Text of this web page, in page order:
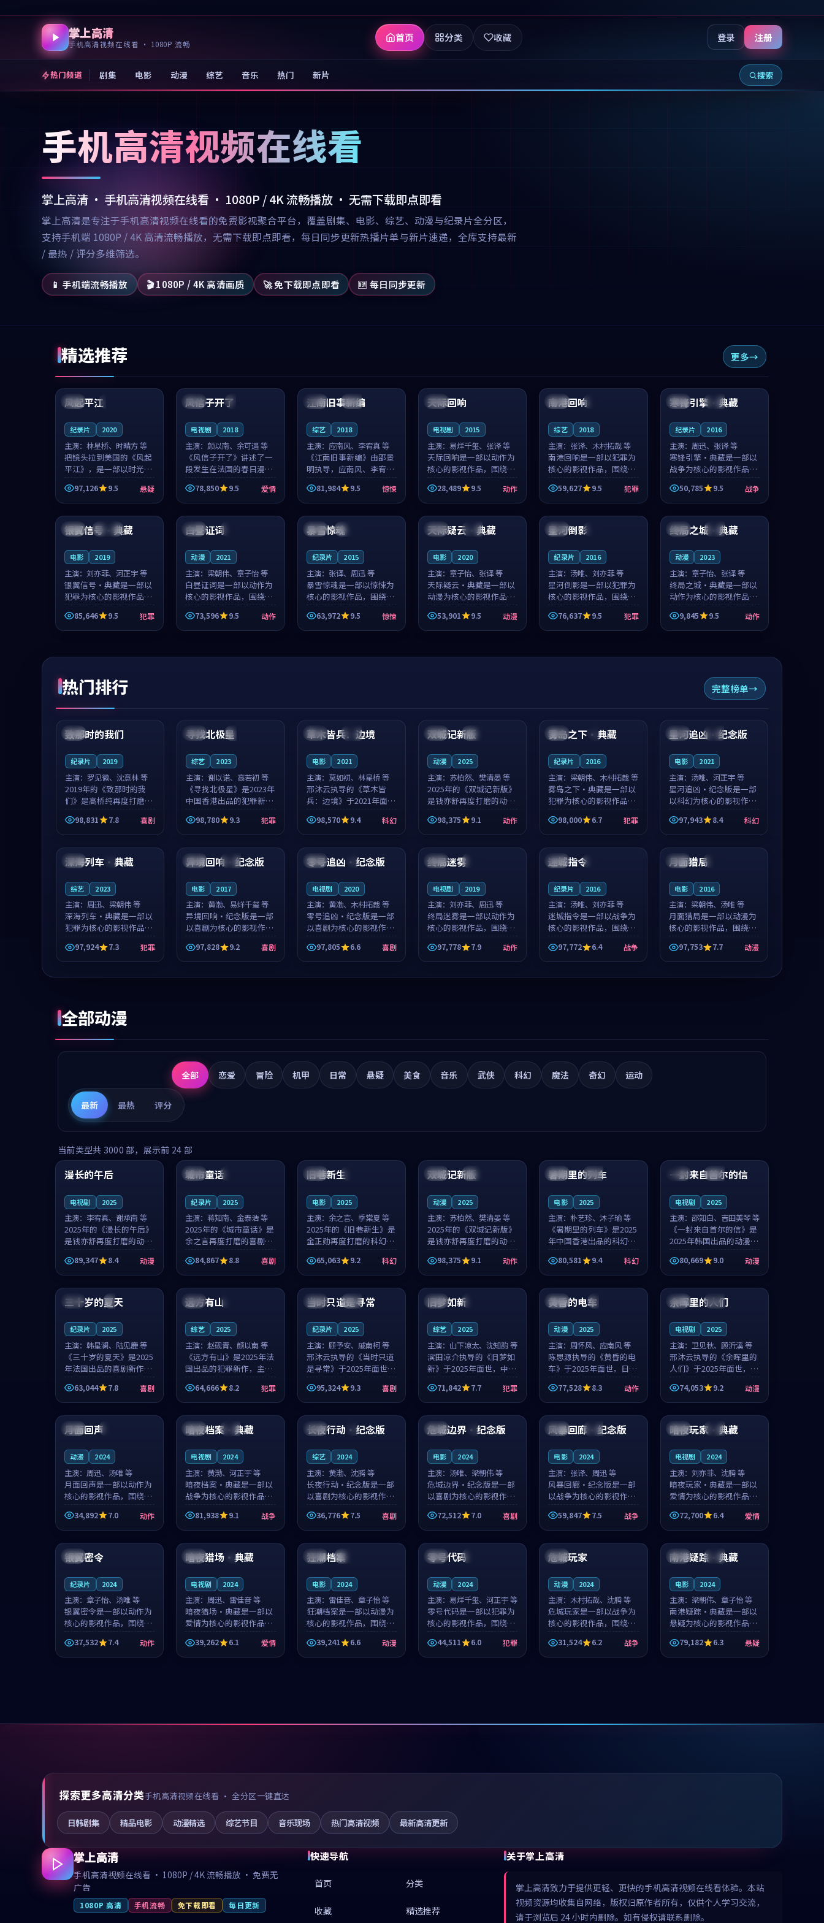
掌上高清
手机高清视频在线看 · 1080P 流畅
首页 分类 收藏 登录 注册
热门频道 剧集 电影 动漫 综艺 音乐 热门 新片 搜索
手机高清视频在线看
掌上高清 · 手机高清视频在线看 · 1080P / 4K 流畅播放 · 无需下载即点即看
掌上高清是专注于手机高清视频在线看的免费影视聚合平台，覆盖剧集、电影、综艺、动漫与纪录片全分区，
支持手机端 1080P / 4K 高清流畅播放，无需下载即点即看，每日同步更新热播片单与新片速递，全库支持最新
/ 最热 / 评分多维筛选。
📱 手机端流畅播放 🎬 1080P / 4K 高清画质 🚀 免下载即点即看 🆕 每日同步更新
精选推荐 更多
美国
99:07
风起平江
纪录片 2020
主演： 林星桥、时晴方 等
把镜头拉到美国的《风起
平江》，是一部以时光记
忆为底色的悬疑作品。林
星桥和时晴方贡献了2020
年颇受关注的合作演出，
影片在情感层次与现实质
感之间游...
97,126 9.5 悬疑
法国 4K
99:21
风信子开了
电视剧 2018
主演：颜以南、余可遇 等
《风信子开了》讲述了一
段发生在法国的春日漫步
故事。颜以南饰演的主角
与余可遇的角色因一场意
外卷入更深的纠葛，爱情
元素贯穿始终，节奏稳健
而富有张力，...
78,850 9.5 爱情
日本 院线
99:53
江南旧事新编
综艺 2018
主演： 应南风、李宥真 等
《江南旧事新编》由邵景
明执导，应南风、李宥真
领衔主演，是一部2018年
上映的日本惊悚综艺。影
片以邻里温情为切入，呈
现一段从初遇到告别都浸
着真实情...
81,984 9.5 惊悚
中国
99:27
天际回响
电视剧 2015
主演： 易烊千玺、张译 等
天际回响是一部以动作为
核心的影视作品，围绕危
机、反转与人物成长展
开，整体节奏紧凑，值得
推荐观看。
28,489 9.5 动作
日本
99:25
南港回响
综艺 2018
主演： 张译、木村拓哉 等
南港回响是一部以犯罪为
核心的影视作品，围绕危
机、反转与人物成长展
开，整体节奏紧凑，值得
推荐观看。
59,627 9.5 犯罪
中国 高分
99:22
寒锋引擎·典藏
纪录片 2016
主演： 周迅、张译 等
寒锋引擎·典藏是一部以
战争为核心的影视作品，
围绕危机、反转与人物成
长展开，整体节奏紧凑，
值得推荐观看。
50,785 9.5 战争
中国 连载中
99:55
银翼信号·典藏
电影 2019
主演： 刘亦菲、河正宇 等
银翼信号·典藏是一部以
犯罪为核心的影视作品，
围绕危机、反转与人物成
长展开，整体节奏紧凑，
值得推荐观看。
85,646 9.5 犯罪
英国
96:27
白昼证词
动漫 2021
主演： 梁朝伟、章子怡 等
白昼证词是一部以动作为
核心的影视作品，围绕危
机、反转与人物成长展
开，整体节奏紧凑，值得
推荐观看。
73,596 9.5 动作
法国 连载中
99:14
暴雪惊魂
纪录片 2015
主演： 张译、周迅 等
暴雪惊魂是一部以惊悚为
核心的影视作品，围绕危
机、反转与人物成长展
开，整体节奏紧凑，值得
推荐观看。
63,972 9.5 惊悚
英国 杜比
99:47
天际疑云·典藏
电影 2020
主演： 章子怡、张译 等
天际疑云·典藏是一部以
动漫为核心的影视作品，
围绕危机、反转与人物成
长展开，整体节奏紧凑，
值得推荐观看。
53,901 9.5 动漫
英国
99:14
星河倒影
纪录片 2016
主演： 汤唯、刘亦菲 等
星河倒影是一部以犯罪为
核心的影视作品，围绕危
机、反转与人物成长展
开，整体节奏紧凑，值得
推荐观看。
76,637 9.5 犯罪
韩国 热播
99:25
终局之城·典藏
动漫 2023
主演： 章子怡、张译 等
终局之城·典藏是一部以
动作为核心的影视作品，
围绕危机、反转与人物成
长展开，整体节奏紧凑，
值得推荐观看。
9,845 9.5 动作
热门排行 完整榜单
中国 4K
99:22
致那时的我们
纪录片 2019
主演： 罗见微、沈意林 等
2019年的《致那时的我
们》是高桥纯再度打磨的
喜剧佳作。中国大陆的取
景与都市寓言的氛围相互
成就，罗见微与沈意林的
影片在悬念...
98,831 7.8 喜剧
中国 4K
99:18
寻找北极星
综艺 2023
主演： 谢以诺、高若初 等
《寻找北极星》是2023年
中国香港出品的犯罪新
作，主创团队希望用公路
冒险的故事让观众停下来
想一想。谢以诺领衔，高
柯的叙事节...
98,780 9.3 犯罪
泰国 独播
99:44
草木皆兵：边境
电影 2021
主演： 莫如初、林星桥 等
邢沐云执导的《草木皆
兵：边境》于2021年面
世，泰国的城市气质与校
园青春的人物心境共同构
筑了影片基调。莫如初、
整部科幻电影...
98,570 9.4 科幻
中国 独播
99:40
双城记新版
动漫 2025
主演： 苏柏然、樊清晏 等
2025年的《双城记新版》
是钱亦舒再度打磨的动作
佳作。中国大陆的取景与
沙漠探险的氛围相互成
就，苏柏然与樊清晏的对
片在悬念与...
98,375 9.1 动作
美国 4K
99:42
雾岛之下·典藏
纪录片 2016
主演： 梁朝伟、木村拓哉 等
雾岛之下·典藏是一部以
犯罪为核心的影视作品，
围绕危机、反转与人物成
长展开，整体节奏紧凑，
值得推荐观看。
98,000 6.7 犯罪
泰国 完结
88:59
星河追凶·纪念版
电影 2021
主演： 汤唯、河正宇 等
星河追凶·纪念版是一部
以科幻为核心的影视作
品，围绕危机、反转与人
物成长展开，整体节奏紧
凑，值得推荐观看。
97,943 8.4 科幻
中国 4K
99:44
深海列车·典藏
综艺 2023
主演： 周迅、梁朝伟 等
深海列车·典藏是一部以
犯罪为核心的影视作品，
围绕危机、反转与人物成
长展开，整体节奏紧凑，
值得推荐观看。
97,924 7.3 犯罪
法国 热播
99:53
异境回响·纪念版
电影 2017
主演： 黄渤、易烊千玺 等
异境回响·纪念版是一部
以喜剧为核心的影视作
品，围绕危机、反转与人
物成长展开，整体节奏紧
凑，值得推荐观看。
97,828 9.2 喜剧
中国 4K
99:00
零号追凶·纪念版
电视剧 2020
主演： 黄渤、木村拓哉 等
零号追凶·纪念版是一部
以喜剧为核心的影视作
品，围绕危机、反转与人
物成长展开，整体节奏紧
凑，值得推荐观看。
97,805 6.6 喜剧
日本
99:58
终局迷雾
电视剧 2019
主演： 刘亦菲、周迅 等
终局迷雾是一部以动作为
核心的影视作品，围绕危
机、反转与人物成长展
开，整体节奏紧凑，值得
推荐观看。
97,778 7.9 动作
泰国
92:12
迷城指令
纪录片 2016
主演： 汤唯、刘亦菲 等
迷城指令是一部以战争为
核心的影视作品，围绕危
机、反转与人物成长展
开，整体节奏紧凑，值得
推荐观看。
97,772 6.4 战争
法国
99:45
月面猎局
电影 2016
主演： 梁朝伟、汤唯 等
月面猎局是一部以动漫为
核心的影视作品，围绕危
机、反转与人物成长展
开，整体节奏紧凑，值得
推荐观看。
97,753 7.7 动漫
全部动漫
全部 恋爱 冒险 机甲 日常 悬疑 美食 音乐 武侠 科幻 魔法 奇幻 运动
最新 最热 评分
当前类型共 3000 部，展示前 24 部
中国 高分
99:16
漫长的午后
电视剧 2025
主演： 李宥真、谢承南 等
2025年的《漫长的午后》
是钱亦舒再度打磨的动漫
佳作。中国大陆的取景与
海岛日常的氛围相互成
就，李宥真与谢承南的对
手戏自然克制，让整部影
片在悬念与...
89,347 8.4 动漫
美国
城市童话
纪录片 2025
主演：蒋知南、金泰浩 等
2025年的《城市童话》是
余之言再度打磨的喜剧佳
作。美国的取景与历史战
争的氛围相互成就，蒋知
南与金泰浩的对手戏自然
克制，让整部影片在悬念
与温度之...
84,867 8.8 喜剧
英国
旧巷新生
电影 2025
主演： 余之言、季棠夏 等
2025年的《旧巷新生》是
金正勋再度打磨的科幻佳
作。英国的取景与雨夜物
语的氛围相互成就，余之
言与季棠夏的对手戏自然
克制，让整部影片在悬念
与温度之...
65,063 9.2 科幻
中国 独播
双城记新版
动漫 2025
主演： 苏柏然、樊清晏 等
2025年的《双城记新版》
是钱亦舒再度打磨的动作
佳作。中国大陆的取景与
沙漠探险的氛围相互成
就，苏柏然与樊清晏的对
手戏自然克制，让整部影
片在悬念与...
98,375 9.1 动作
中国 杜比
暑期里的列车
电影 2025
主演：朴艺珍、沐子瑜 等
《暑期里的列车》是2025
年中国香港出品的科幻新
作，主创团队希望用城市
夜归人的故事让观众停下
来想一想。朴艺珍领衔，
沐子瑜担任重要角色，郑
书延的叙...
80,581 9.4 科幻
韩国 热播
一封来自首尔的信
电视剧 2025
主演： 邵知白、吉田美琴 等
《一封来自首尔的信》是
2025年韩国出品的动漫新
作，主创团队希望用高考
往事的故事让观众停下来
想一想。邵知白领衔，吉
田美琴担任重要角色，谢
承南的叙...
80,669 9.0 动漫
法国 4K
99:12
三十岁的夏天
纪录片 2025
主演： 韩星澜、陆见鹿 等
《三十岁的夏天》是2025
年法国出品的喜剧新作，
主创团队希望用深夜电台
的故事让观众停下来想一
想。韩星澜领衔，陆见鹿
担任重要角色，山田纯一
的叙事节...
63,044 7.8 喜剧
法国
99:48
远方有山
综艺 2025
主演：赵砚青、颜以南 等
《远方有山》是2025年法
国出品的犯罪新作，主创
团队希望用高校追梦的故
事让观众停下来想一想。
赵砚青领衔，颜以南担任
重要角色，山田纯一的叙
事节奏一...
64,666 8.2 犯罪
泰国 杜比
99:32
当时只道是寻常
纪录片 2025
主演： 顾予安、戚南柯 等
邢沐云执导的《当时只道
是寻常》于2025年面世，
泰国的城市气质与母女情
深的人物心境共同构筑了
影片基调。顾予安、戚南
柯用细腻的表演撑起整部
喜剧电影...
95,324 9.3 喜剧
中国
99:08
旧梦如新
综艺 2025
主演： 山下凉太、沈知韵 等
滨田凉介执导的《旧梦如
新》于2025年面世，中国
台湾的城市气质与异国相
遇的人物心境共同构筑了
影片基调。山下凉太、沈
知韵用细腻的表演撑起整
部犯罪电...
71,842 7.7 犯罪
日本 4K
99:20
黄昏的电车
动漫 2025
主演：周怀风、应南风 等
陈思源执导的《黄昏的电
车》于2025年面世，日本
的城市气质与渔村故事的
人物心境共同构筑了影片
基调。周怀风、应南风用
细腻的表演撑起整部动作
电影，剧...
77,528 8.3 动作
泰国 完结
99:56
余晖里的人们
电视剧 2025
主演： 卫见秋、顾沂溪 等
邢沐云执导的《余晖里的
人们》于2025年面世，泰
国的城市气质与小镇生活
的人物心境共同构筑了影
片基调。卫见秋、顾沂溪
用细腻的表演撑起整部动
漫电影，...
74,053 9.2 动漫
中国
99:36
月面回声
动漫 2024
主演： 周迅、汤唯 等
月面回声是一部以动作为
核心的影视作品，围绕危
机、反转与人物成长展
开，整体节奏紧凑，值得
推荐观看。
34,892 7.0 动作
日本 独播
99:11
暗夜档案·典藏
电视剧 2024
主演：黄渤、河正宇 等
暗夜档案·典藏是一部以
战争为核心的影视作品，
围绕危机、反转与人物成
长展开，整体节奏紧凑，
值得推荐观看。
81,938 9.1 战争
日本 4K
99:40
长夜行动·纪念版
综艺 2024
主演： 黄渤、沈腾 等
长夜行动·纪念版是一部
以喜剧为核心的影视作
品，围绕危机、反转与人
物成长展开，整体节奏紧
凑，值得推荐观看。
36,776 7.5 喜剧
韩国 4K
99:23
危城边界·纪念版
电影 2024
主演： 汤唯、梁朝伟 等
危城边界·纪念版是一部
以喜剧为核心的影视作
品，围绕危机、反转与人
物成长展开，整体节奏紧
凑，值得推荐观看。
72,512 7.0 喜剧
中国 杜比
99:10
风暴回廊·纪念版
电影 2024
主演： 张译、周迅 等
风暴回廊·纪念版是一部
以战争为核心的影视作
品，围绕危机、反转与人
物成长展开，整体节奏紧
凑，值得推荐观看。
59,847 7.5 战争
泰国 杜比
99:54
暗夜玩家·典藏
电视剧 2024
主演： 刘亦菲、沈腾 等
暗夜玩家·典藏是一部以
爱情为核心的影视作品，
围绕危机、反转与人物成
长展开，整体节奏紧凑，
值得推荐观看。
72,700 6.4 爱情
日本
99:21
银翼密令
纪录片 2024
主演： 章子怡、汤唯 等
银翼密令是一部以动作为
核心的影视作品，围绕危
机、反转与人物成长展
开，整体节奏紧凑，值得
推荐观看。
37,532 7.4 动作
中国 4K
99:11
暗夜猎场·典藏
电视剧 2024
主演：周迅、雷佳音 等
暗夜猎场·典藏是一部以
爱情为核心的影视作品，
围绕危机、反转与人物成
长展开，整体节奏紧凑，
值得推荐观看。
39,262 6.1 爱情
日本 连载中
99:54
狂潮档案
电影 2024
主演： 雷佳音、章子怡 等
狂潮档案是一部以动漫为
核心的影视作品，围绕危
机、反转与人物成长展
开，整体节奏紧凑，值得
推荐观看。
39,241 6.6 动漫
法国
99:21
零号代码
动漫 2024
主演： 易烊千玺、河正宇 等
零号代码是一部以犯罪为
核心的影视作品，围绕危
机、反转与人物成长展
开，整体节奏紧凑，值得
推荐观看。
44,511 6.0 犯罪
美国
99:00
危城玩家
动漫 2024
主演： 木村拓哉、沈腾 等
危城玩家是一部以战争为
核心的影视作品，围绕危
机、反转与人物成长展
开，整体节奏紧凑，值得
推荐观看。
31,524 6.2 战争
美国 杜比
96:56
南港疑踪·典藏
电影 2024
主演： 梁朝伟、章子怡 等
南港疑踪·典藏是一部以
悬疑为核心的影视作品，
围绕危机、反转与人物成
长展开，整体节奏紧凑，
值得推荐观看。
79,182 6.3 悬疑
探索更多高清分类手机高清视频在线看 · 全分区一键直达
日韩剧集 精品电影 动漫精选 综艺节目 音乐现场 热门高清视频 最新高清更新
掌上高清
手机高清视频在线看 · 1080P / 4K 流畅播放 · 免费无
广告
1080P 高清 手机流畅 免下载即看 每日更新
快速导航
首页 分类
收藏 精选推荐
关于掌上高清
掌上高清致力于提供更轻、更快的手机高清视频在线看体验。本站
视频资源均收集自网络，版权归原作者所有，仅供个人学习交流，
请于浏览后 24 小时内删除。如有侵权请联系删除。